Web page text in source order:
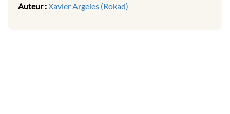
Auteur :Xavier Argeles (Rokad)